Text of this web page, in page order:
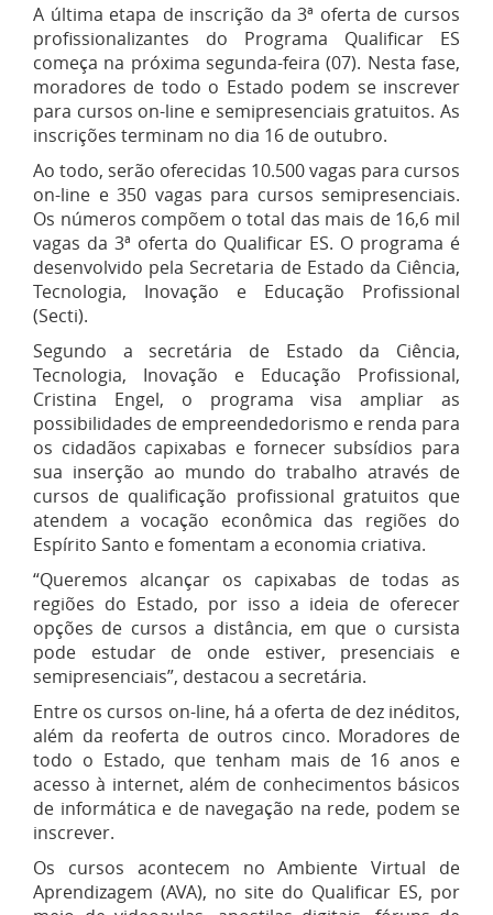
A última etapa de inscrição da 3ª oferta de cursos
profissionalizantes do Programa Qualificar ES
começa na próxima segunda-feira (07). Nesta fase,
moradores de todo o Estado podem se inscrever
para cursos on-line e semipresenciais gratuitos. As
inscrições terminam no dia 16 de outubro.
Ao todo, serão oferecidas 10.500 vagas para cursos
on-line e 350 vagas para cursos semipresenciais.
Os números compõem o total das mais de 16,6 mil
vagas da 3ª oferta do Qualificar ES. O programa é
desenvolvido pela Secretaria de Estado da Ciência,
Tecnologia, Inovação e Educação Profissional
(Secti).
Segundo a secretária de Estado da Ciência,
Tecnologia, Inovação e Educação Profissional,
Cristina Engel, o programa visa ampliar as
possibilidades de empreendedorismo e renda para
os cidadãos capixabas e fornecer subsídios para
sua inserção ao mundo do trabalho através de
cursos de qualificação profissional gratuitos que
atendem a vocação econômica das regiões do
Espírito Santo e fomentam a economia criativa.
“Queremos alcançar os capixabas de todas as
regiões do Estado, por isso a ideia de oferecer
opções de cursos a distância, em que o cursista
pode estudar de onde estiver, presenciais e
semipresenciais”, destacou a secretária.
Entre os cursos on-line, há a oferta de dez inéditos,
além da reoferta de outros cinco. Moradores de
todo o Estado, que tenham mais de 16 anos e
acesso à internet, além de conhecimentos básicos
de informática e de navegação na rede, podem se
inscrever.
Os cursos acontecem no Ambiente Virtual de
Aprendizagem (AVA), no site do Qualificar ES, por